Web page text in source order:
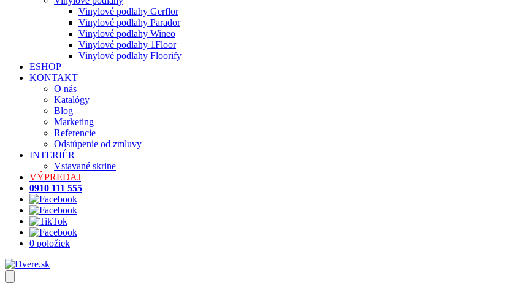
Vinylové podlahy Gerflor
Vinylové podlahy Parador
Vinylové podlahy Wineo
Vinylové podlahy 1Floor
Vinylové podlahy Floorify
ESHOP
KONTAKT
O nás
Katalógy
Blog
Marketing
Referencie
Odstúpenie od zmluvy
INTERIÉR
Vstavané skrine
VÝPREDAJ
0910 111 555
0 položiek